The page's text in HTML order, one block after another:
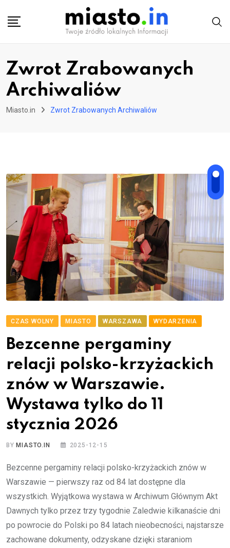
Zwrot Zrabowanych
Archiwaliów
Miasto.in Zwrot Zrabowanych Archiwaliów
CZAS WOLNY MIASTO WARSZAWA WYDARZENIA
Bezcenne pergaminy
relacji polsko-krzyżackich
znów w Warszawie.
Wystawa tylko do 11
stycznia 2026
BY MIASTO.IN 2025-12-15
Bezcenne pergaminy relacji polsko-krzyżackich znów w
Warszawie — pierwszy raz od 84 lat dostępne dla
wszystkich. Wyjątkowa wystawa w Archiwum Głównym Akt
Dawnych tylko przez trzy tygodnie Zaledwie kilkanaście dni
po powrocie do Polski po 84 latach nieobecności, najstarsze
zachowane dokumenty, odzyskane dzięki staraniom